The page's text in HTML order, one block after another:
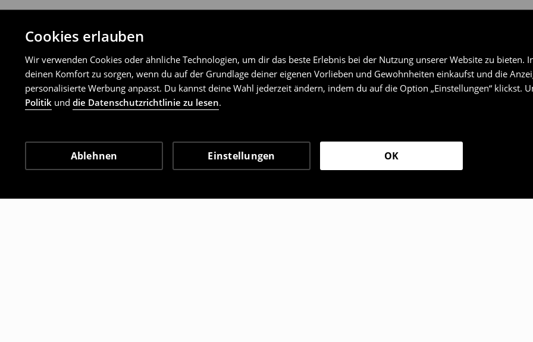
Cookies erlauben
Wir verwenden Cookies oder ähnliche Technologien, um dir das beste Erlebnis bei der Nutzung unserer Website zu
deinen Komfort zu sorgen, wenn du auf der Grundlage deiner eigenen Vorlieben und Gewohnheiten einkaufst und die
personalisierte Werbung anpasst. Du kannst deine Wahl jederzeit ändern, indem du auf die Option „Einstellungen“
Politik und die Datenschutzrichtlinie zu lesen.
Ablehnen Einstellungen OK